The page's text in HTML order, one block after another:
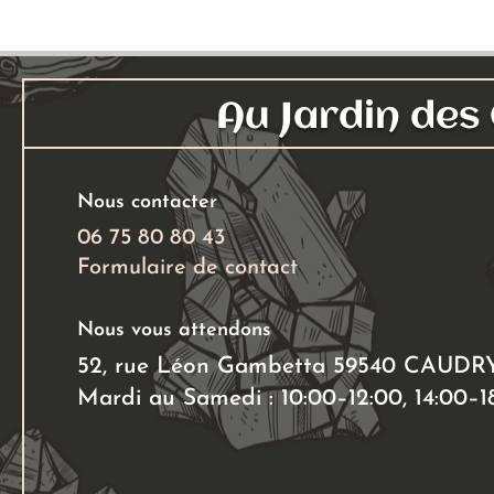
options
peuvent
être
choisies
la
page
du
produit
Au Jardin des
Nous contacter
06 75 80 80 43
Formulaire de contact
Nous vous attendons
52, rue Léon Gambetta 59540
Mardi au Samedi : 10:00–12:00,